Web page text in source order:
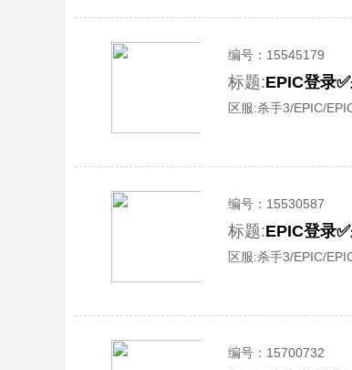
编号： 15545179
标题:EPIC登录
区服:杀手3/EPIC/
编号： 15530587
标题:EPIC登录
区服:杀手3/EPIC/
编号： 15700732